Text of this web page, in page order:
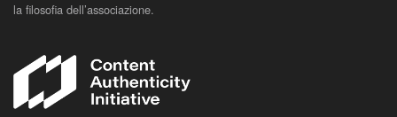
la filosofia dell’associazione.